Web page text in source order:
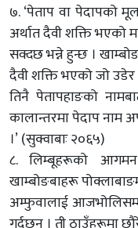
७. ‘पेताप वा पेदापको
अर्थात दैवी शक्ति
सक्दछ भन्ने हुन्छ ।
दैवी शक्ति भएको जो
तिनै पेतापहाङको
कालान्तरमा पेदाप नाम
।’ (सुक्वाबाः २०६५)
८. लिम्बूहरूको
खाम्बोङबाहरू
अम्फुवालाई